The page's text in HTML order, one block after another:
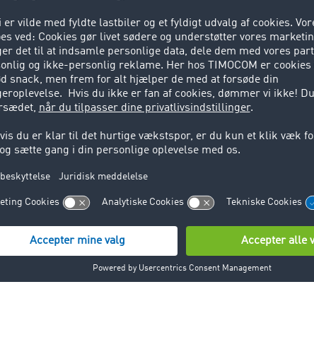
Her planlægges ture og ruter. Disponenten kan til
som er udnyttet. For det meste er TM systemer
dem. Med TM systemer kan man oprette fakturaer,
system
slot management system er hovedsageligt at undgå
For at en spedition eller en
supermarked, skal man booke en tid